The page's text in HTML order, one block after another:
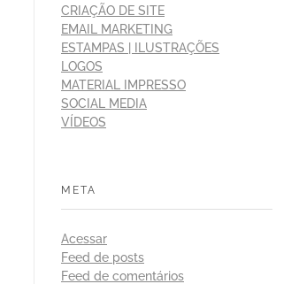
CRIAÇÃO DE SITE
EMAIL MARKETING
ESTAMPAS | ILUSTRAÇÕES
LOGOS
MATERIAL IMPRESSO
SOCIAL MEDIA
VÍDEOS
META
Acessar
Feed de posts
Feed de comentários